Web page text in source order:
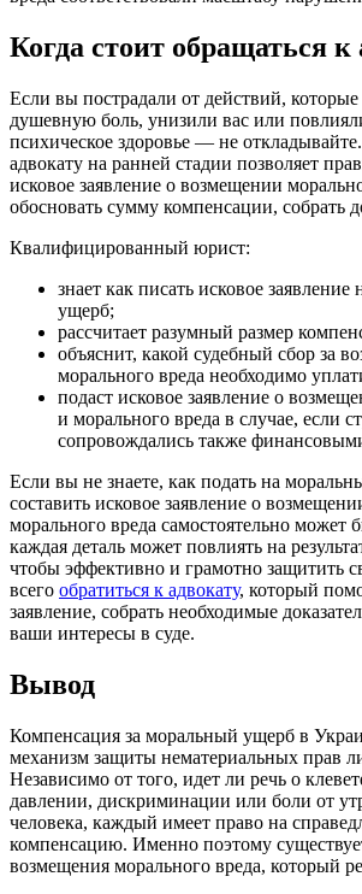
Когда стоит обращаться к
Если вы пострадали от действий,
душевную боль, унизили вас или
психическое здоровье — не
адвокату на ранней стадии позволяет
исковое заявление о возмещении
обосновать сумму компенсации, собрать
Квалифицированный юрист:
знает как писать исковое
ущерб;
рассчитает разумный размер
объяснит, какой судебный сбор за
морального вреда необходимо
подаст исковое заявление о
и морального вреда в случае, если
сопровождались также
Если вы не знаете, как подать на
составить исковое заявление о
морального вреда самостоятельно может
каждая деталь может повлиять на
чтобы эффективно и грамотно защитить
всего обратиться к адвокату, который
заявление, собрать необходимые
ваши интересы в суде.
Вывод
Компенсация за моральный ущерб в
механизм защиты нематериальных прав
Независимо от того, идет ли речь о
давлении, дискриминации или боли от
человека, каждый имеет право на
компенсацию. Именно поэтому
возмещения морального вреда, который